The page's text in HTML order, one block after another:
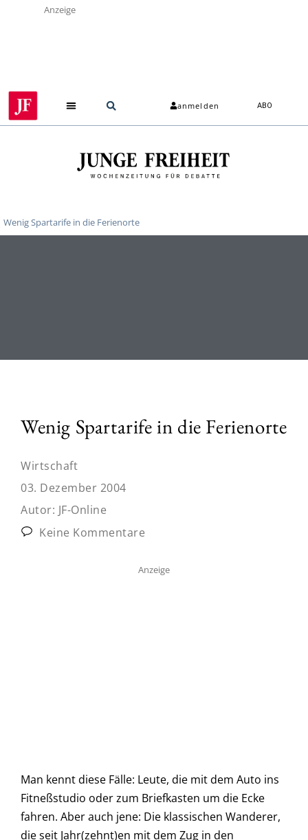
Anzeige
anmelden ABO
Wenig Spartarife in die Ferienorte
Wenig Spartarife in die Ferienorte
Wirtschaft
03. Dezember 2004
Autor: JF-Online
Keine Kommentare
Anzeige
Man kennt diese Fälle: Leute, die mit dem Auto ins
Fitneßstudio oder zum Briefkasten um die Ecke
fahren. Aber auch jene: Die klassischen Wanderer,
die seit Jahr(zehnt)en mit dem Zug in den